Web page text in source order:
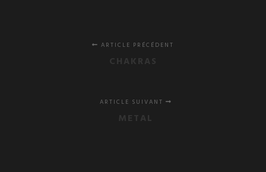
ARTICLE PRÉCÉDENT
CHAKRAS
ARTICLE SUIVANT
METAL